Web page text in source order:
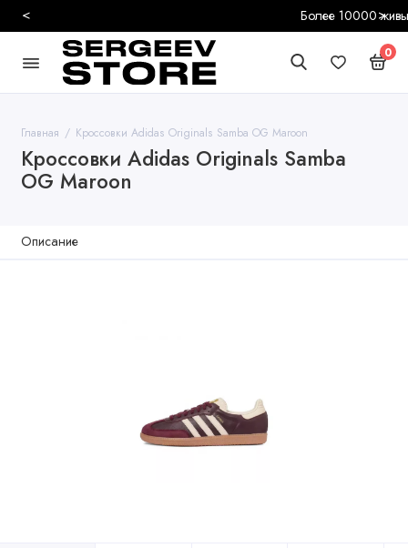
< >
0
Главная Кроссовки Adidas Originals Samba OG Maroon
Кроссовки Adidas Originals Samba
OG Maroon
Описание